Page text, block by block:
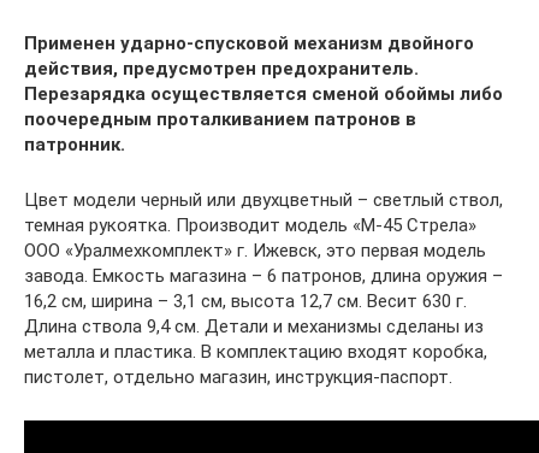
Применен ударно-спусковой механизм двойного
действия, предусмотрен предохранитель.
Перезарядка осуществляется сменой обоймы либо
поочередным проталкиванием патронов в
патронник.
Цвет модели черный или двухцветный – светлый ствол,
темная рукоятка. Производит модель «М-45 Стрела»
ООО «Уралмехкомплект» г. Ижевск, это первая модель
завода. Емкость магазина – 6 патронов, длина оружия –
16,2 см, ширина – 3,1 см, высота 12,7 см. Весит 630 г.
Длина ствола 9,4 см. Детали и механизмы сделаны из
металла и пластика. В комплектацию входят коробка,
пистолет, отдельно магазин, инструкция-паспорт.